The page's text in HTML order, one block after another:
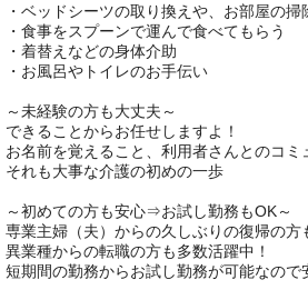
・ベッドシーツの取り換えや、お部屋の掃
・食事をスプーンで運んで食べてもらう
・着替えなどの身体介助
・お風呂やトイレのお手伝い
～未経験の方も大丈夫～
できることからお任せしますよ！
お名前を覚えること、利用者さんとのコミ
それも大事な介護の初めの一歩
～初めての方も安心⇒お試し勤務もOK～
専業主婦（夫）からの久しぶりの復帰の方
異業種からの転職の方も多数活躍中！
短期間の勤務からお試し勤務が可能なので